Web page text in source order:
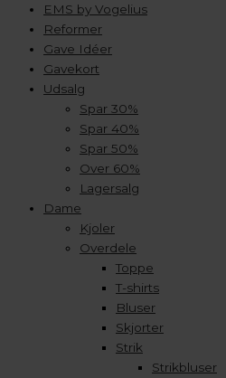
EMS by Vogelius
Reformer
Gave Idéer
Gavekort
Udsalg
Spar 30%
Spar 40%
Spar 50%
Over 60%
Lagersalg
Dame
Kjoler
Overdele
Toppe
T-shirts
Bluser
Skjorter
Strik
Strikbluser